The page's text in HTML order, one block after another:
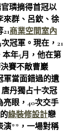
璘摘得首冠以
來群、呂欽、徐
商業空間室內
冠軍。現在，21
本年5月，他在第
賽不敵曹巖
軍當面錯過的遺
丹獨占十次冠
眼，40次交手
綠裝修設計戀
演**，一場對稱